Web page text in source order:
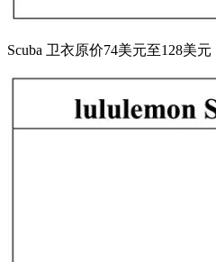
Scuba 卫衣原价74美元至128美